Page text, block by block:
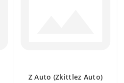
Z Auto (Zkittlez Auto)